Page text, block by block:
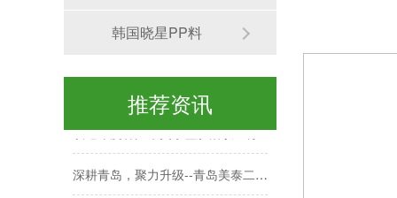
韩国晓星PP料
推荐资讯
今日，美泰塑胶改性工程塑料形象IP——「高灵粒」耀目启程，正式交付！
青岛改性塑料厂哪家好
欢迎印度客户来美泰塑胶洽谈业务